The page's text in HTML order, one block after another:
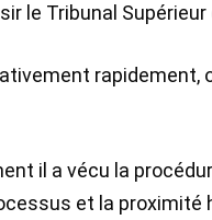
le Tribunal
rapidement,
il a vécu la
et la proximité